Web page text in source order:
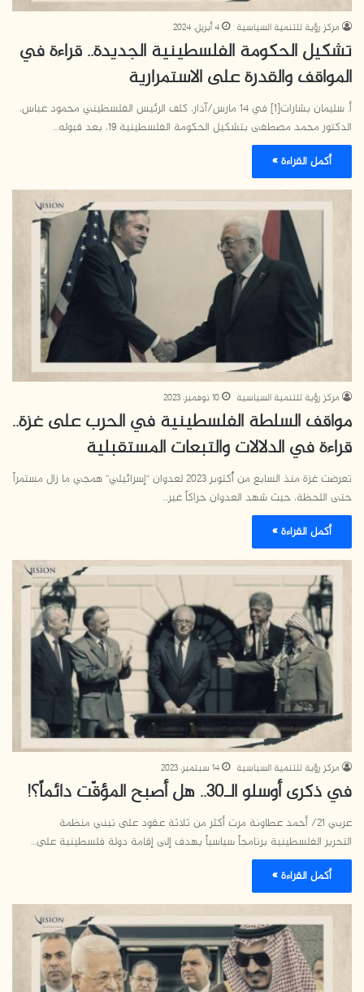
مركز رؤية للتنمية السياسية 4 أبريل، 2024
تشكيل الحكومة الفلسطينية الجديدة.. قراءة في
المواقف والقدرة على الاستمرارية
أ. سليمان بشارات[1] في 14 مارس/آذار، كلف الرئيس الفلسطيني محمود عباس،
الدكتور محمد مصطفى بتشكيل الحكومة الفلسطينية 19، بعد قبوله…
أكمل القراءة »
مركز رؤية للتنمية السياسية 10 نوفمبر، 2023
مواقف السلطة الفلسطينية في الحرب على غزة..
قراءة في الدلالات والتبعات المستقبلية
تعرضت غزة منذ السابع من أُكتوبر 2023 لعدوان “إسرائيلي” همجي ما زال مستمراً
حتى اللحظة، حيث شهد العدوان حراكاً غير…
أكمل القراءة »
مركز رؤية للتنمية السياسية 14 سبتمبر، 2023
في ذكرى أوسلو الـ30.. هل أصبح المؤقّت دائماً؟!
عربي 21/ أحمد عطاونة مرت أكثر من ثلاثة عقود على تبني منظمة
التحرير الفلسطينية برنامجاً سياسياً يهدف إلى إقامة دولة فلسطينية على…
أكمل القراءة »